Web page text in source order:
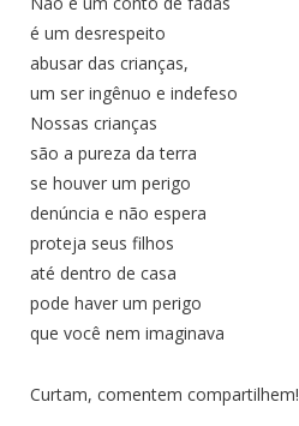
é um desrespeito
abusar das crianças,
um ser ingênuo e indefeso
Nossas crianças
são a pureza da terra
se houver um perigo
denúncia e não espera
proteja seus filhos
até dentro de casa
pode haver um perigo
que você nem imaginava
Curtam, comentem compartilhem!